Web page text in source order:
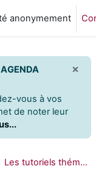
anonymement
×
AGENDA
vous à vos
de noter leur
Les tutoriels thématiques